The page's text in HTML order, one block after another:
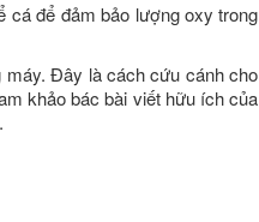
cá để đảm bảo lượng oxy trong
máy. Đây là cách cứu cánh cho
khảo bác bài viết hữu ích của